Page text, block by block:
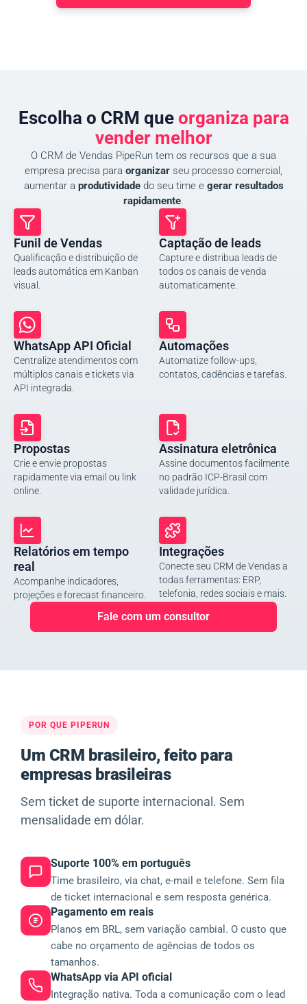
Escolha o CRM que organiza para
vender melhor
O CRM de Vendas PipeRun tem os recursos que a sua
empresa precisa para organizar seu processo comercial,
aumentar a produtividadedo seu time e gerar resultados
rapidamente.
Funil de Vendas
Qualificação e distribuição de
leads automática em Kanban
visual.
Captação de leads
Capture e distribua leads de
todos os canais de venda
automaticamente.
WhatsApp API Oficial
Centralize atendimentos com
múltiplos canais e tickets via
API integrada.
Automações
Automatize follow-ups,
contatos, cadências e tarefas.
Propostas
Crie e envie propostas
rapidamente via email ou link
online.
Assinatura eletrônica
Assine documentos facilmente
no padrão ICP-Brasil com
validade jurídica.
Relatórios em tempo
real
Acompanhe indicadores,
projeções e forecast financeiro.
Integrações
Conecte seu CRM de Vendas a
todas ferramentas: ERP,
telefonia, redes sociais e mais.
Fale com um consultor
POR QUE PIPERUN
Um CRM brasileiro, feito para
empresas brasileiras
Sem ticket de suporte internacional. Sem
mensalidade em dólar.
Suporte 100% em português
Time brasileiro, via chat, e-mail e telefone. Sem fila
de ticket internacional e sem resposta genérica.
Pagamento em reais
Planos em BRL, sem variação cambial. O custo que
cabe no orçamento de agências de todos os
tamanhos.
WhatsApp via API oficial
Integração nativa. Toda a comunicação com o lead